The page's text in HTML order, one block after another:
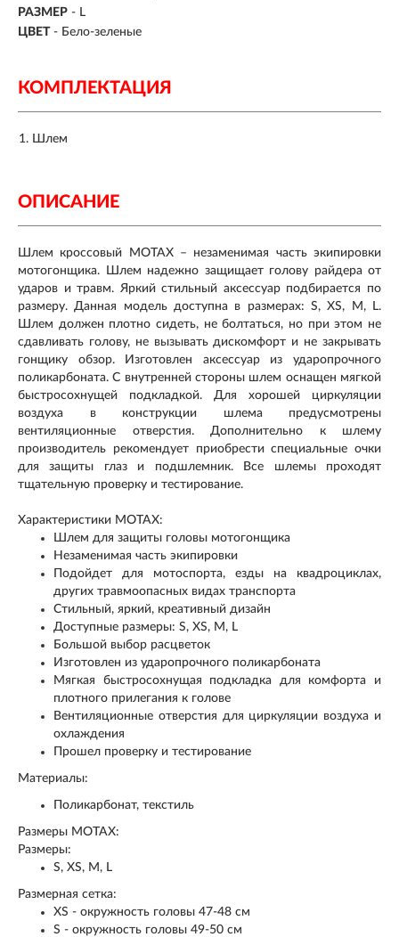
РАЗМЕР - L
ЦВЕТ - Бело-зеленые
КОМПЛЕКТАЦИЯ
Шлем
ОПИСАНИЕ
Шлем кроссовый MOTAX – незаменимая часть экипировки
мотогонщика. Шлем надежно защищает голову райдера от
ударов и травм. Яркий стильный аксессуар подбирается по
размеру. Данная модель доступна в размерах: S, XS, M, L.
Шлем должен плотно сидеть, не болтаться, но при этом не
сдавливать голову, не вызывать дискомфорт и не закрывать
гонщику обзор. Изготовлен аксессуар из ударопрочного
поликарбоната. С внутренней стороны шлем оснащен мягкой
быстросохнущей подкладкой. Для хорошей циркуляции
воздуха в конструкции шлема предусмотрены
вентиляционные отверстия. Дополнительно к шлему
производитель рекомендует приобрести специальные очки
для защиты глаз и подшлемник. Все шлемы проходят
тщательную проверку и тестирование.
Характеристики MOTAX:
Шлем для защиты головы мотогонщика
Незаменимая часть экипировки
Подойдет для мотоспорта, езды на квадроциклах,
других травмоопасных видах транспорта
Стильный, яркий, креативный дизайн
Доступные размеры: S, XS, M, L
Большой выбор расцветок
Изготовлен из ударопрочного поликарбоната
Мягкая быстросохнущая подкладка для комфорта и
плотного прилегания к голове
Вентиляционные отверстия для циркуляции воздуха и
охлаждения
Прошел проверку и тестирование
Материалы:
Поликарбонат, текстиль
Размеры MOTAX:
Размеры:
S, XS, M, L
Размерная сетка:
XS - окружность головы 47-48 см
S - окружность головы 49-50 см